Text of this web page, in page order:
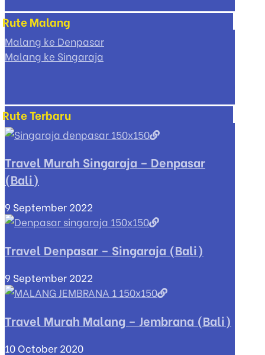
Rute Malang
Malang ke Denpasar
Malang ke Singaraja
Rute Terbaru
Travel Murah Singaraja – Denpasar
(Bali)
9 September 2022
Travel Denpasar – Singaraja (Bali)
9 September 2022
Travel Murah Malang – Jembrana (Bali)
10 October 2020